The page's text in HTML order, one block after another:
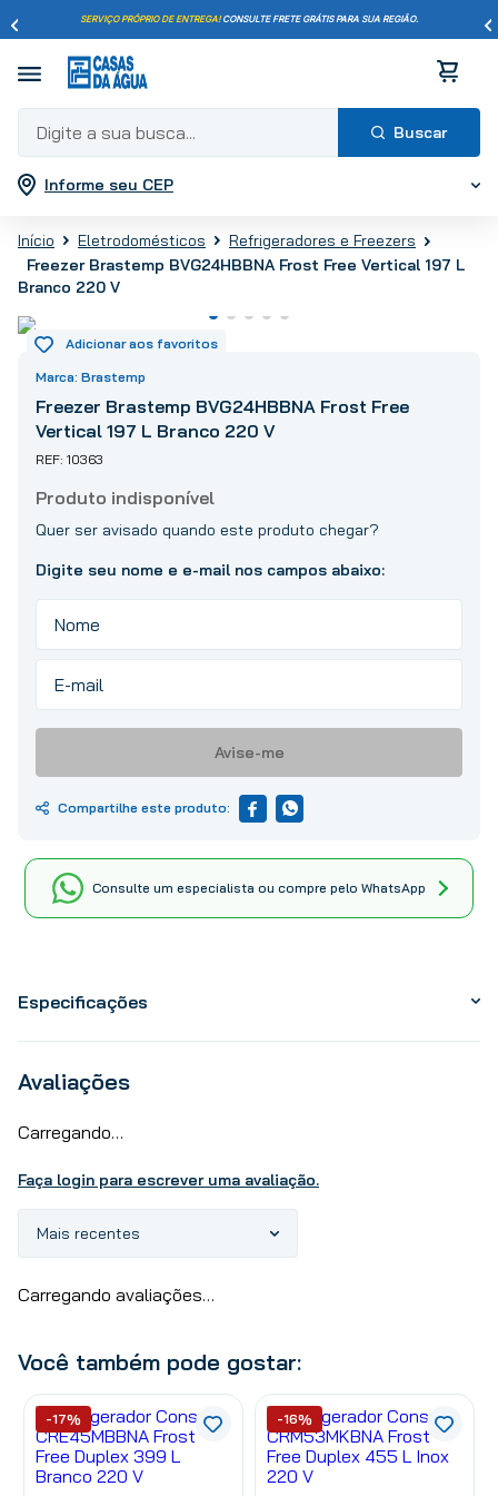
SERVIÇO PRÓPRIO DE ENTREGA!CONSULTE FRETE GRÁTIS PARA SUA REGIÃO.
Digite a sua busca...
Informe seu CEP
Eletrodomésticos
Refrigeradores e Freezers
Freezer Brastemp BVG24HBBNA Frost Free Vertical 197 L
Branco 220 V
Brastemp
Freezer Brastemp BVG24HBBNA Frost Free
Vertical 197 L Branco 220 V
10363
Avise-me
Consulte um especialista ou compre pelo WhatsApp
Especificações
Avaliações
Carregando…
Faça login para escrever uma avaliação.
Mais recentes
Carregando avaliações…
Você também pode gostar:
-17% -16%
Termos mais buscados
porcelanato
3º
piso
5
º
vaso sanitário
6º
chuveiro
7º
cimento
8º
torneira
10º tinta